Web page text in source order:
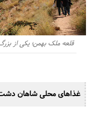
قلعه ملک بهمن؛ یکی از
غذاهای محلیشاهان